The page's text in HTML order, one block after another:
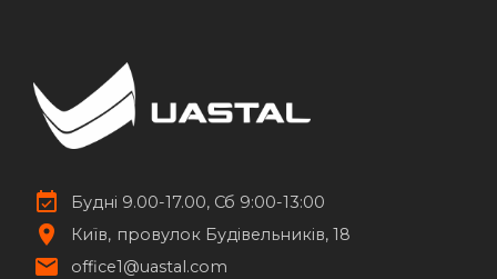
Будні 9.00-17.00, Сб 9:00-13:00
Київ
провулок Будівельників, 18
office1@uastal.com